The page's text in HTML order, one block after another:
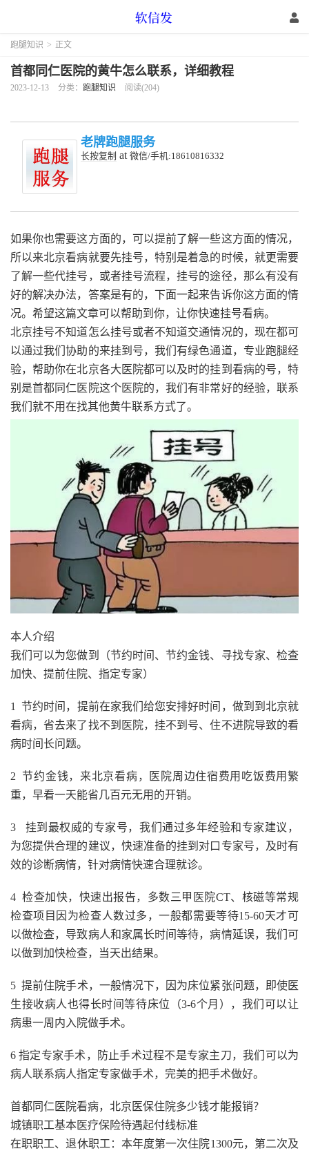
跑腿知识 > 正文
首都同仁医院的黄牛怎么联系，详细教程
2023-12-13 分类： 跑腿知识 阅读(204)
老牌跑腿服务
长按复制 at 微信/手机:18610816332
如果你也需要这方面的，可以提前了解一些这方面的情况，
所以来北京看病就要先挂号，特别是着急的时候，就更需要
了解一些代挂号，或者挂号流程，挂号的途径，那么有没有
好的解决办法，答案是有的，下面一起来告诉你这方面的情
况。希望这篇文章可以帮助到你，让你快速挂号看病。
北京挂号不知道怎么挂号或者不知道交通情况的，现在都可
以通过我们协助的来挂到号，我们有绿色通道，专业跑腿经
验，帮助你在北京各大医院都可以及时的挂到看病的号，特
别是首都同仁医院这个医院的，我们有非常好的经验，联系
我们就不用在找其他黄牛联系方式了。
本人介绍
我们可以为您做到（节约时间、节约金钱、寻找专家、检查
加快、提前住院、指定专家）
1 节约时间，提前在家我们给您安排好时间，做到到北京就
看病，省去来了找不到医院，挂不到号、住不进院导致的看
病时间长问题。
2 节约金钱，来北京看病，医院周边住宿费用吃饭费用繁
重，早看一天能省几百元无用的开销。
3 挂到最权威的专家号，我们通过多年经验和专家建议，
为您提供合理的建议，快速准备的挂到对口专家号，及时有
效的诊断病情，针对病情快速合理就诊。
4 检查加快，快速出报告，多数三甲医院CT、核磁等常规
检查项目因为检查人数过多，一般都需要等待15-60天才可
以做检查，导致病人和家属长时间等待，病情延误，我们可
以做到加快检查，当天出结果。
5 提前住院手术，一般情况下，因为床位紧张问题，即使医
生接收病人也得长时间等待床位（3-6个月），我们可以让
病患一周内入院做手术。
6 指定专家手术，防止手术过程不是专家主刀，我们可以为
病人联系病人指定专家做手术，完美的把手术做好。
首都同仁医院看病，北京医保住院多少钱才能报销？
城镇职工基本医疗保险待遇起付线标准
在职职工、退休职工：本年度第一次住院1300元，第二次及